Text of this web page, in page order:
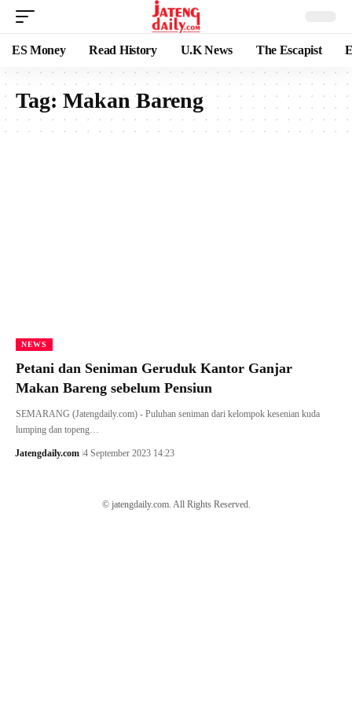
ES Money Read History U.K News The Escapist
Tag: Makan Bareng
NEWS
Petani dan Seniman Geruduk Kantor Ganjar
Makan Bareng sebelum Pensiun
SEMARANG (Jatengdaily.com) - Puluhan seniman dari kelompok kesenian kuda
lumping dan topeng…
Jatengdaily.com 4 September 2023 14:23
© jatengdaily.com. All Rights Reserved.